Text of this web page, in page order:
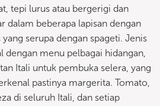
tepi lurus atau bergerigi dan
dalam beberapa lapisan dengan
serupa dengan spageti. Jenis
dengan menu pelbagai hidangan,
Itali untuk pembuka selera, yang
pastinya margerita. Tomato,
di seluruh Itali, dan setiap